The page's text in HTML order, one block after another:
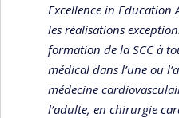
Excellence in Education
les réalisations
formation de la SCC à
médical dans l’une ou
médecine
l’adulte, en chirurgie